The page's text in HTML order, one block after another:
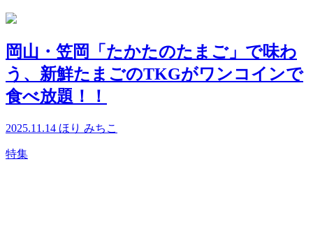
岡山・笠岡「たかたのたまご」で味わ
う、新鮮たまごのTKGがワンコインで
食べ放題！！
2025.11.14 ほり みちこ
特集